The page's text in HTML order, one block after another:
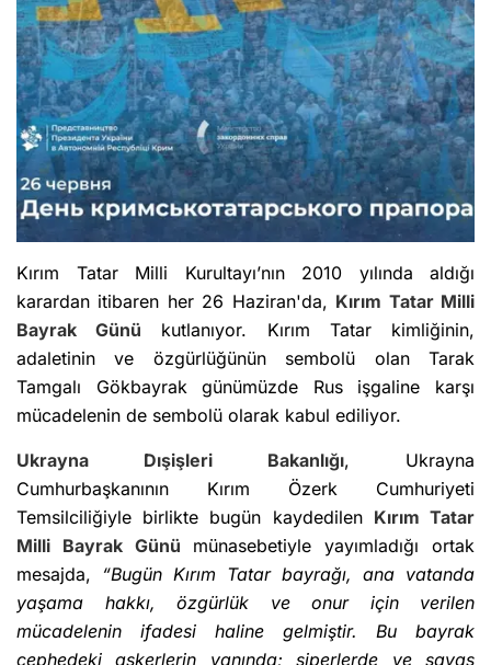
Kırım Tatar Milli Kurultayı’nın 2010 yılında aldığı
karardan itibaren her 26 Haziran'da, Kırım Tatar Milli
Bayrak Günü kutlanıyor. Kırım Tatar kimliğinin,
adaletinin ve özgürlüğünün sembolü olan Tarak
Tamgalı Gökbayrak günümüzde Rus işgaline karşı
mücadelenin de sembolü olarak kabul ediliyor.
Ukrayna Dışişleri Bakanlığı, Ukrayna
Cumhurbaşkanının Kırım Özerk Cumhuriyeti
Temsilciliğiyle birlikte bugün kaydedilen Kırım Tatar
Milli Bayrak Günü münasebetiyle yayımladığı ortak
mesajda, “Bugün Kırım Tatar bayrağı, ana vatanda
yaşama hakkı, özgürlük ve onur için verilen
mücadelenin ifadesi haline gelmiştir. Bu bayrak
cephedeki askerlerin yanında; siperlerde ve savaş